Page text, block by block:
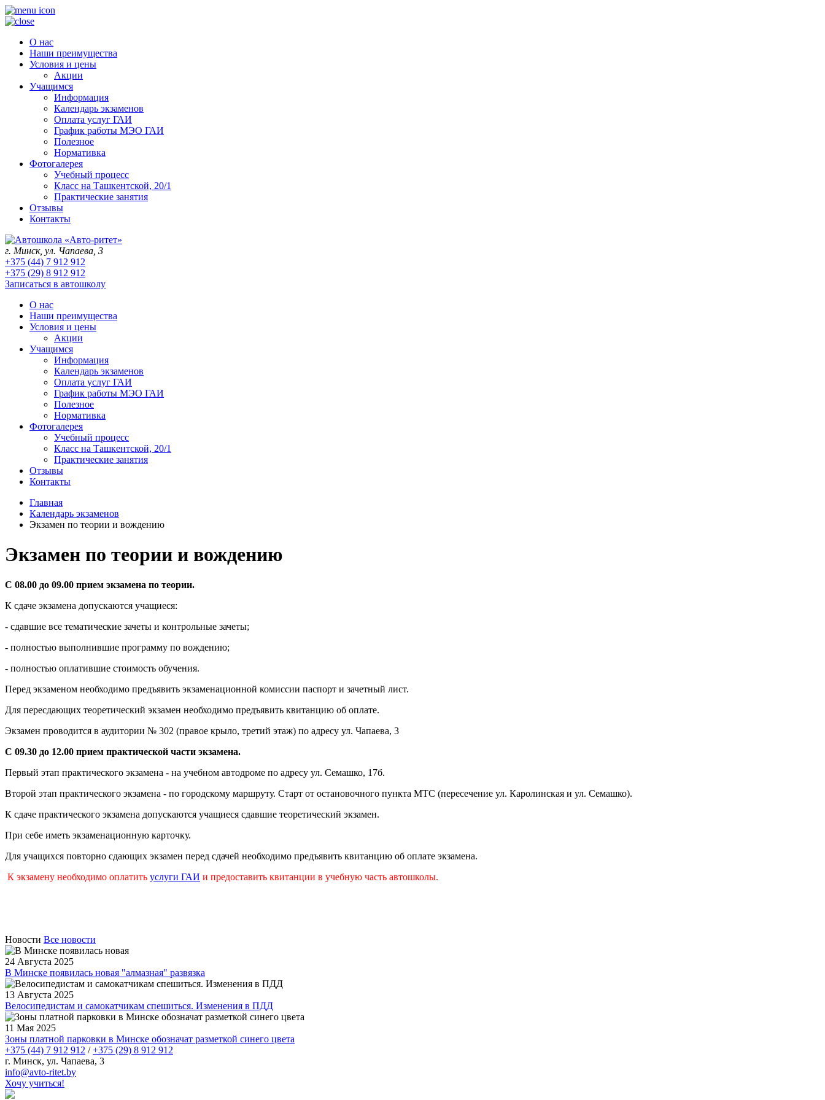
О нас
Наши преимущества
Условия и цены
Акции
Учащимся
Информация
Календарь экзаменов
Оплата услуг ГАИ
График работы МЭО ГАИ
Полезное
Нормативка
Фотогалерея
Учебный процесс
Класс на Ташкентской, 20/1
Практические занятия
Отзывы
Контакты
г. Минск, ул. Чапаева, 3
+375 (44) 7 912 912
+375 (29) 8 912 912
Записаться в автошколу
О нас
Наши преимущества
Условия и цены
Акции
Учащимся
Информация
Календарь экзаменов
Оплата услуг ГАИ
График работы МЭО ГАИ
Полезное
Нормативка
Фотогалерея
Учебный процесс
Класс на Ташкентской, 20/1
Практические занятия
Отзывы
Контакты
Главная
Календарь экзаменов
Экзамен по теории и вождению
Экзамен по теории и вождению
С 08.00 до 09.00 прием экзамена по теории.
К сдаче экзамена допускаются учащиеся:
- сдавшие все тематические зачеты и контрольные зачеты;
- полностью выполнившие программу по вождению;
- полностью оплатившие стоимость обучения.
Перед экзаменом необходимо предъявить экзаменационной комиссии паспорт и зачетный лист.
Для пересдающих теоретический экзамен необходимо предъявить квитанцию об оплате.
Экзамен проводится в аудитории № 302 (правое крыло, третий этаж) по адресу ул. Чапаева, 3
С 09.30 до 12.00 прием практической части экзамена.
Первый этап практического экзамена - на учебном автодроме по адресу ул. Семашко, 17б.
Второй этап практического экзамена - по городскому маршруту. Старт от остановочного пункта МТС (пересечение ул. Каролинская и ул. Семашко).
К сдаче практического экзамена допускаются учащиеся сдавшие теоретический экзамен.
При себе иметь экзаменационную карточку.
Для учащихся повторно сдающих экзамен перед сдачей необходимо предъявить квитанцию об оплате экзамена.
К экзамену необходимо оплатить услуги ГАИ и предоставить квитанции в учебную часть автошколы.
Новости Все новости
24 Августа 2025
В Минске появилась новая "алмазная" развязка
13 Августа 2025
Велосипедистам и самокатчикам спешиться. Изменения в ПДД
11 Мая 2025
Зоны платной парковки в Минске обозначат разметкой синего цвета
+375 (44) 7 912 912 /+375 (29) 8 912 912
г. Минск, ул. Чапаева, 3
infо@avtо-ritеt.by
Хочу учиться!